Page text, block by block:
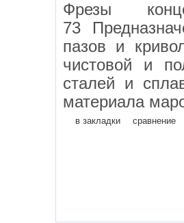
Фрезы
73
пазов и
чистовой и
сталей и
материала
в закладки сравнение